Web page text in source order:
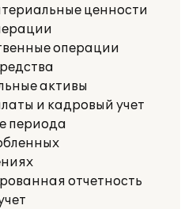
ценности
операции
активы
и кадровый учет
периода
отчетность